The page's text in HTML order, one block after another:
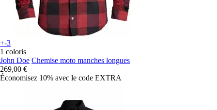
+-3
1 coloris
John Doe Chemise moto manches longues
269,00 €
Économisez 10% avec le code EXTRA